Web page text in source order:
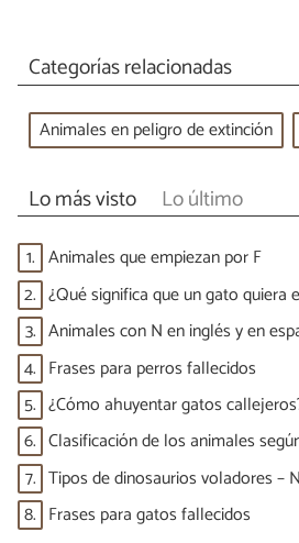
Categorías relacionadas
Animales en peligro de extinción
Lo más visto Lo último
1. Animales que empiezan por F
2. ¿Qué significa que un gato quiera
3. Animales con N en inglés y en
4. Frases para perros fallecidos
5. ¿Cómo ahuyentar gatos
6. Clasificación de los animales
7. Tipos de dinosaurios voladores –
8. Frases para gatos fallecidos